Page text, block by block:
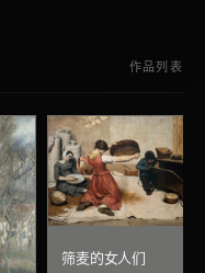
作品列表
筛麦的女人们